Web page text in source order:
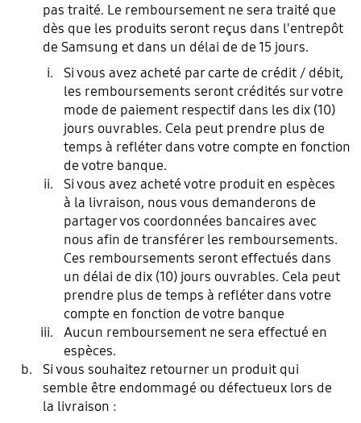
pas traité. Le remboursement ne sera traité que
dès que les produits seront reçus dans l'entrepôt
de Samsung et dans un délai de de 15 jours.
Si vous avez acheté par carte de crédit / débit,
les remboursements seront crédités sur votre
mode de paiement respectif dans les dix (10)
jours ouvrables. Cela peut prendre plus de
temps à refléter dans votre compte en fonction
de votre banque.
Si vous avez acheté votre produit en espèces
à la livraison, nous vous demanderons de
partager vos coordonnées bancaires avec
nous afin de transférer les remboursements.
Ces remboursements seront effectués dans
un délai de dix (10) jours ouvrables. Cela peut
prendre plus de temps à refléter dans votre
compte en fonction de votre banque
Aucun remboursement ne sera effectué en
espèces.
Si vous souhaitez retourner un produit qui
semble être endommagé ou défectueux lors de
la livraison :